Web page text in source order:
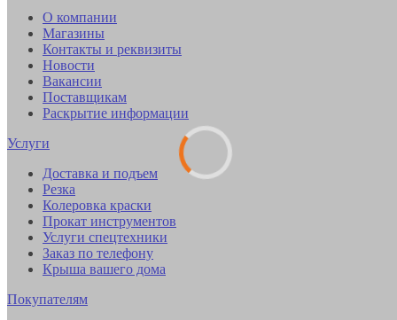
О компании
Магазины
Контакты и реквизиты
Новости
Вакансии
Поставщикам
Раскрытие информации
Услуги
Доставка и подъем
Резка
Колеровка краски
Прокат инструментов
Услуги спецтехники
Заказ по телефону
Крыша вашего дома
Покупателям